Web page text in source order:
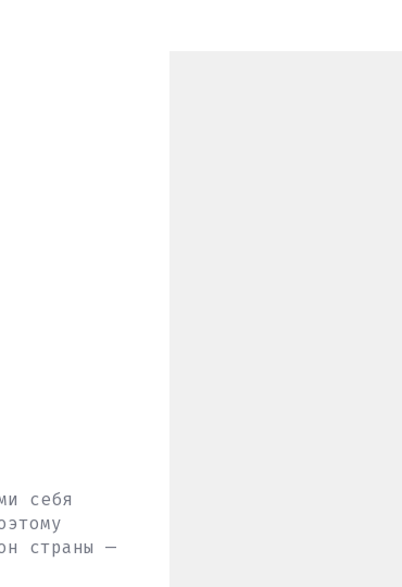
себя
страны —